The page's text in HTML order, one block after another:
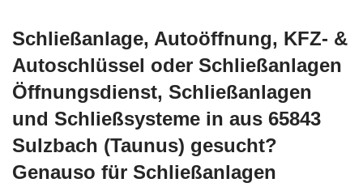
Schließanlage, Autoöffnung, KFZ- &
Autoschlüssel oder Schließanlagen
Öffnungsdienst, Schließanlagen
und Schließsysteme in aus 65843
Sulzbach (Taunus) gesucht?
Genauso für Schließanlagen